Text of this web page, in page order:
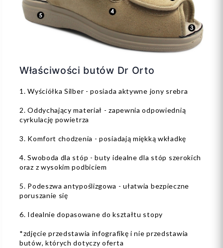
Właściwości butów Dr Orto
1. Wyściółka Silber - posiada aktywne jony srebra
2. Oddychający materiał - zapewnia odpowiednią
cyrkulację powietrza
3. Komfort chodzenia - posiadają miękką wkładkę
4. Swoboda dla stóp - buty idealne dla stóp szerokich
oraz z wysokim podbiciem
5. Podeszwa antypoślizgowa - ułatwia bezpieczne
poruszanie się
6. Idealnie dopasowane do kształtu stopy
*zdjęcie przedstawia infografikę i nie przedstawia
butów, których dotyczy oferta